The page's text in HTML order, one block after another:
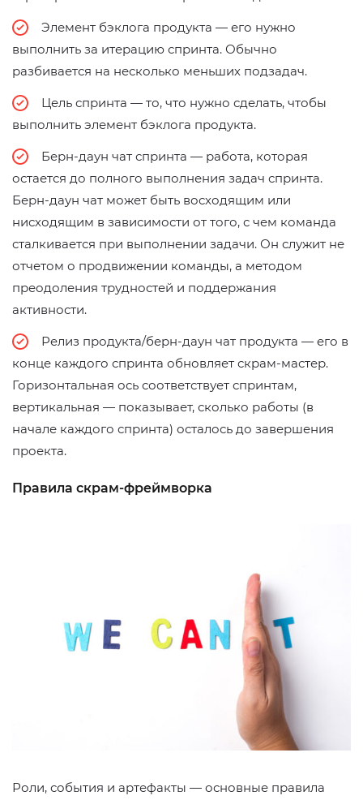
Элемент бэклога продукта — его нужно
выполнить за итерацию спринта. Обычно
разбивается на несколько меньших подзадач.
Цель спринта — то, что нужно сделать, чтобы
выполнить элемент бэклога продукта.
Берн-даун чат спринта — работа, которая
остается до полного выполнения задач спринта.
Берн-даун чат может быть восходящим или
нисходящим в зависимости от того, с чем команда
сталкивается при выполнении задачи. Он служит не
отчетом о продвижении команды, а методом
преодоления трудностей и поддержания
активности.
Релиз продукта/берн-даун чат продукта — его в
конце каждого спринта обновляет скрам-мастер.
Горизонтальная ось соответствует спринтам,
вертикальная — показывает, сколько работы (в
начале каждого спринта) осталось до завершения
проекта.
Правила скрам-фреймворка
Роли, события и артефакты — основные правила